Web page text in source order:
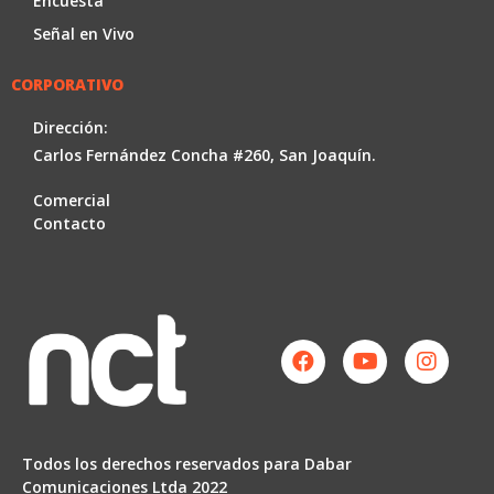
Señal en Vivo
CORPORATIVO
Dirección:
Carlos Fernández Concha #260, San Joaquín.
Comercial
Contacto
Todos los derechos reservados para Dabar
Comunicaciones Ltda 2022